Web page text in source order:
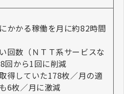
かかる稼働を月に約82時間
回数（ＮＴＴ系サービスな
回から1回に削減
得していた178枚／月の適
6枚／月に激減